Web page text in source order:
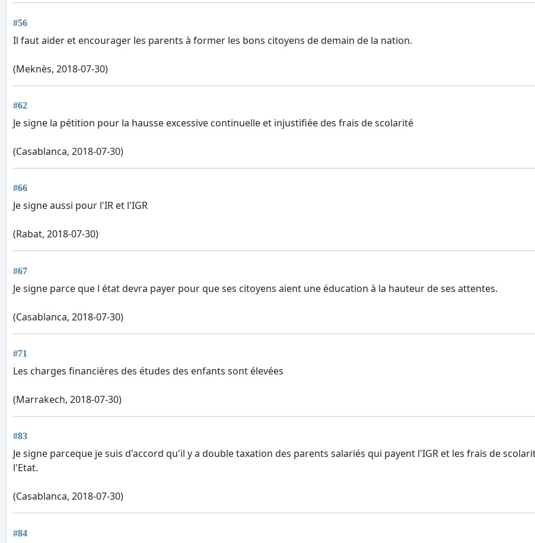
#56
Il faut aider et encourager les parents à former les bons citoyens de demain de la nation.
(Meknès, 2018-07-30)
#62
Je signe la pétition pour la hausse excessive continuelle et injustifiée des frais de scolarité
(Casablanca, 2018-07-30)
#66
Je signe aussi pour l'IR et l'IGR
(Rabat, 2018-07-30)
#67
Je signe parce que l état devra payer pour que ses citoyens aient une éducation à la hauteur de ses attentes.
(Casablanca, 2018-07-30)
#71
Les charges financières des études des enfants sont élevées
(Marrakech, 2018-07-30)
#83
Je signe parceque je suis d'accord qu'il y a double taxation des parents salariés qui payent l'IGR et les frais de
l'Etat.
(Casablanca, 2018-07-30)
#84